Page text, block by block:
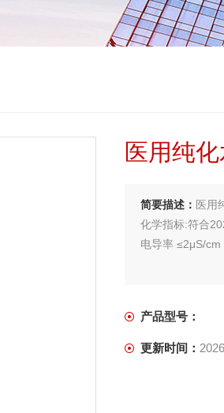
医用纯
简要描述： 医用
化学指标:符合
电导率 ≤2μS/
产品型号：
更新时间：